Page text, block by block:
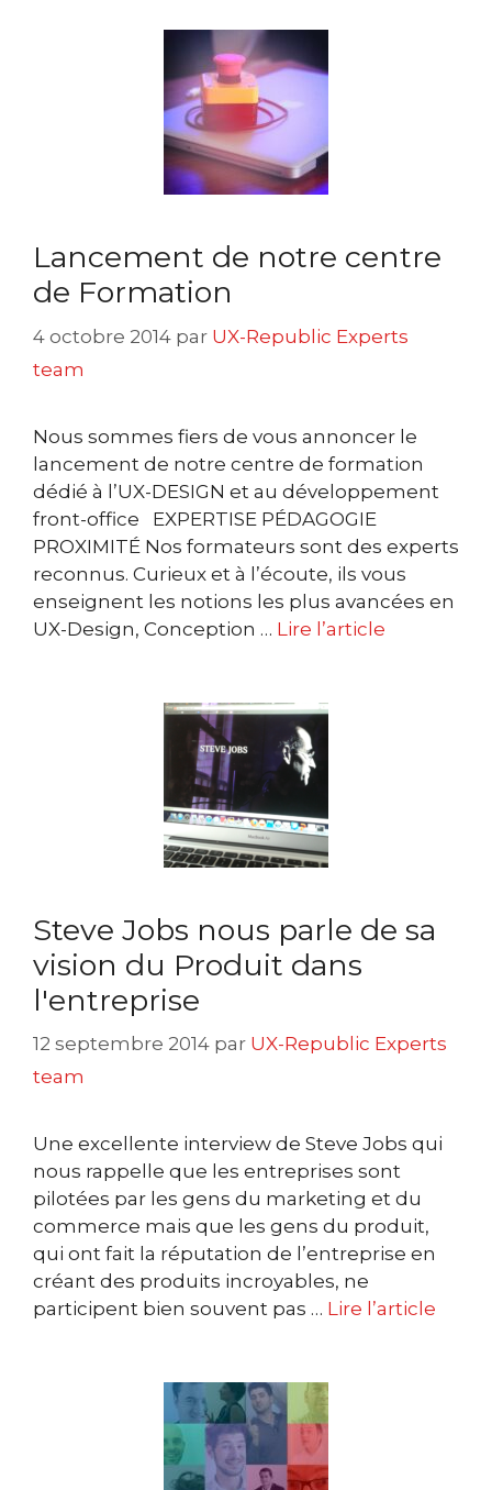
Lancement de notre centre
de Formation
4 octobre 2014 par UX-Republic Experts
team
Nous sommes fiers de vous annoncer le
lancement de notre centre de formation
dédié à l’UX-DESIGN et au développement
front-office EXPERTISE PÉDAGOGIE
PROXIMITÉ Nos formateurs sont des experts
reconnus. Curieux et à l’écoute, ils vous
enseignent les notions les plus avancées en
UX-Design, Conception … Lire l’article
Steve Jobs nous parle de sa
vision du Produit dans
l'entreprise
12 septembre 2014 par UX-Republic Experts
team
Une excellente interview de Steve Jobs qui
nous rappelle que les entreprises sont
pilotées par les gens du marketing et du
commerce mais que les gens du produit,
qui ont fait la réputation de l’entreprise en
créant des produits incroyables, ne
participent bien souvent pas … Lire l’article